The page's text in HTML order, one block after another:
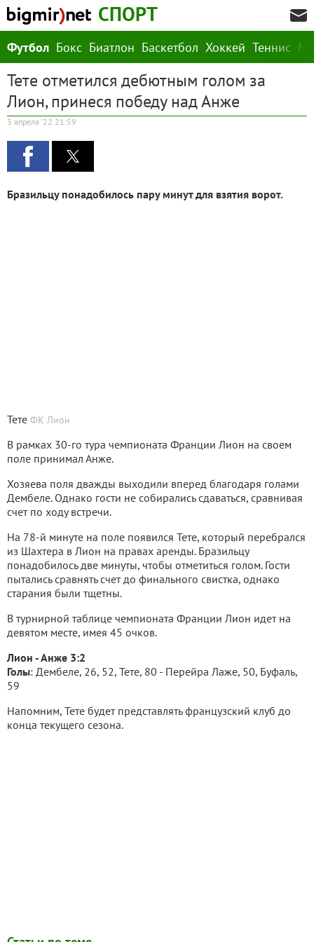
СПОРТ
Футбол Бокс Биатлон Баскетбол Хоккей Теннис
Тете отметился дебютным голом за
Лион, принеся победу над Анже
3 апреля '22 21:59
Бразильцу понадобилось пару минут для взятия ворот.
Тете ФК Лион
В рамках 30-го тура чемпионата Франции Лион на своем
поле принимал Анже.
Хозяева поля дважды выходили вперед благодаря голами
Дембеле. Однако гости не собирались сдаваться, сравнивая
счет по ходу встречи.
На 78-й минуте на поле появился Тете, который перебрался
из Шахтера в Лион на правах аренды. Бразильцу
понадобилось две минуты, чтобы отметиться голом. Гости
пытались сравнять счет до финального свистка, однако
старания были тщетны.
В турнирной таблице чемпионата Франции Лион идет на
девятом месте, имея 45 очков.
Лион - Анже 3:2
Голы: Дембеле, 26, 52, Тете, 80 - Перейра Лаже, 50, Буфаль,
59
Напомним, Тете будет представлять французский клуб до
конца текущего сезона.